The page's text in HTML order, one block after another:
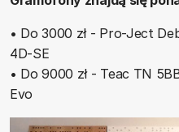
• Do 3000 zł - Pro-Ject
4D-SE
• Do 9000 zł - Teac TN
Evo